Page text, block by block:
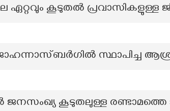
ഏറ്റവും കൂടുതൽ പ്രവാസികളുള്ള
സ്ഥാപിച്ച
ജനസംഖ്യ കൂടുതലുള്ള രണ്ടാമത്തെ